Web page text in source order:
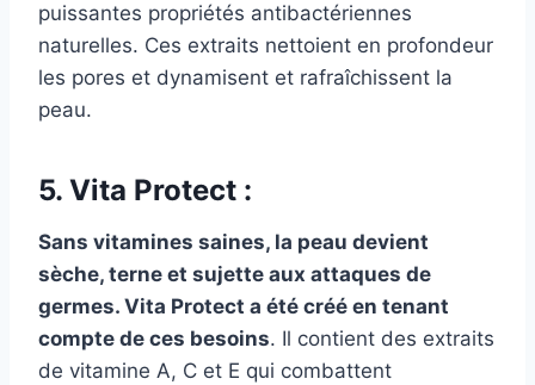
puissantes propriétés antibactériennes
naturelles. Ces extraits nettoient en profondeur
les pores et dynamisent et rafraîchissent la
peau.
5. Vita Protect :
Sans vitamines saines, la peau devient
sèche, terne et sujette aux attaques de
germes. Vita Protect a été créé en tenant
compte de ces besoins. Il contient des extraits
de vitamine A, C et E qui combattent